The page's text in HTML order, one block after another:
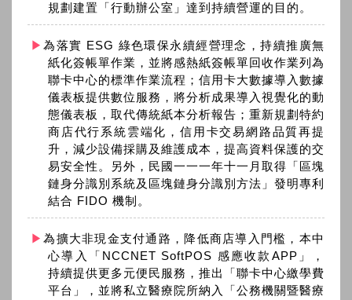
規劃建置「行動辦公室」達到持續營運的目的。
為落實 ESG 綠色環保永續經營理念，持續推廣無
紙化簽帳單作業，並將感熱紙簽帳單回收作業列為
聯卡中心的標準作業流程；信用卡大數據導入數據
儀表板提供數位服務，將分析成果導入視覺化的動
態儀表板，取代傳統紙本分析報告；重新規劃特約
商店代行系統雲端化，信用卡交易網路品質再提
升，減少設備採購及維護成本，提高資料保護的交
易安全性。另外，民國一一一年十一月取得「區塊
鏈身分識別系統及區塊鏈身分識別方法」發明專利
結合 FIDO 機制。
為擴大非現金支付通路，降低商店導入門檻，本中
心導入「NCCNET SoftPOS 感應收款APP」，
持續提供更多元便民服務，推出「聯卡中心繳學費
平台」，並將私立醫療院所納入「公務機關暨醫療